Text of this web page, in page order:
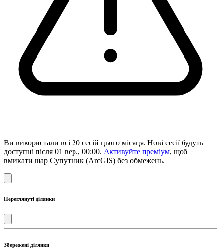
Ви використали всі 20 сесій цього місяця. Нові сесії будуть
доступні після 01 вер., 00:00. Активуйте преміум, щоб
вмикати шар Супутник (ArcGIS) без обмежень.
Переглянуті ділянки
Збережені ділянки